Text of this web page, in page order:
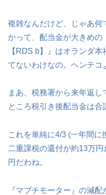
複雑なんだけど、じゃあ
かって、配当金が大きめ
【RDS b】』はオランダ
てないわけなの。ヘンテコ
まあ、税務署から来年返
ところ税引き後配当金は合
これを単純に4/3 (一年間に
二重課税の還付が約13万
円だわね。
『マブチモーター』の減